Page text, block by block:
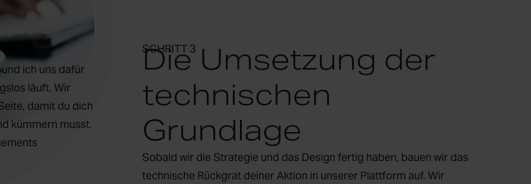
SCHRITT 3
Die Umsetzung der
technischen
Grundlage
Sobald wir die Strategie und das Design fertig haben, bauen wir das
technische Rückgrat deiner Aktion in unserer Plattform auf. Wir
und ich uns dafür
läuft. Wir
damit du dich
kümmern musst.